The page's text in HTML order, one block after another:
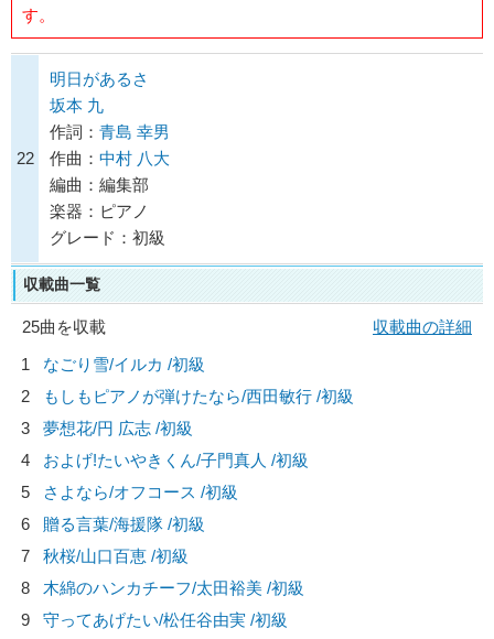
す。
22
明日があるさ
坂本 九
作詞： 青島 幸男
作曲： 中村 八大
編曲：編集部
楽器：ピアノ
グレード：初級
収載曲一覧
25曲を収載
収載曲の詳細
1
なごり雪/イルカ /初級
2
もしもピアノが弾けたなら/西田敏行 /初級
3
夢想花/円 広志 /初級
4
およげ!たいやきくん/子門真人 /初級
5
さよなら/オフコース /初級
6
贈る言葉/海援隊 /初級
7
秋桜/山口百恵 /初級
8
木綿のハンカチーフ/太田裕美 /初級
9
守ってあげたい/松任谷由実 /初級